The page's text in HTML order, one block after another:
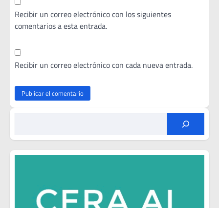
Recibir un correo electrónico con los siguientes
comentarios a esta entrada.
Recibir un correo electrónico con cada nueva entrada.